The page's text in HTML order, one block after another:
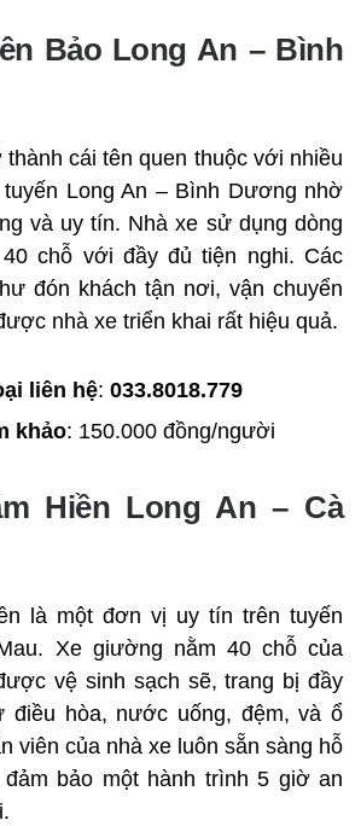
Bảo Long An – Bình
cái tên quen thuộc với nhiều
tuyến Long An – Bình Dương nhờ
và uy tín. Nhà xe sử dụng dòng
chỗ với đầy đủ tiện nghi. Các
đón khách tận nơi, vận chuyển
nhà xe triển khai rất hiệu quả.
liên hệ: 033.8018.779
khảo: 150.000 đồng/người
Hiền Long An – Cà
là một đơn vị uy tín trên tuyến
Xe giường nằm 40 chỗ của
vệ sinh sạch sẽ, trang bị đầy
điều hòa, nước uống, đệm, và ổ
viên của nhà xe luôn sẵn sàng hỗ
bảo một hành trình 5 giờ an